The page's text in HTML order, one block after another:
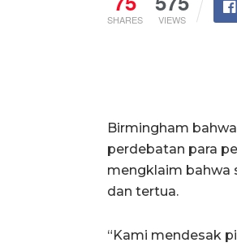
SHARES VIEWS
Birmingham
perdebatan para
mengklaim bahwa
dan tertua.
“Kami mendesak